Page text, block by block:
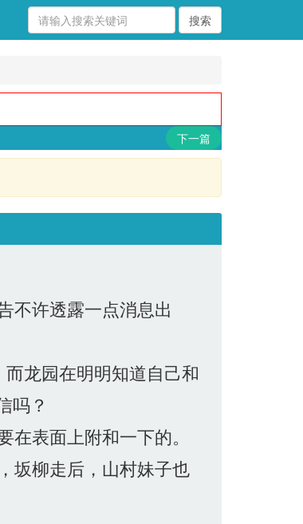
下一篇
不许透露一点消息出
龙园在明明知道自己和
吗？
表面上附和一下的。
坂柳走后，山村妹子也